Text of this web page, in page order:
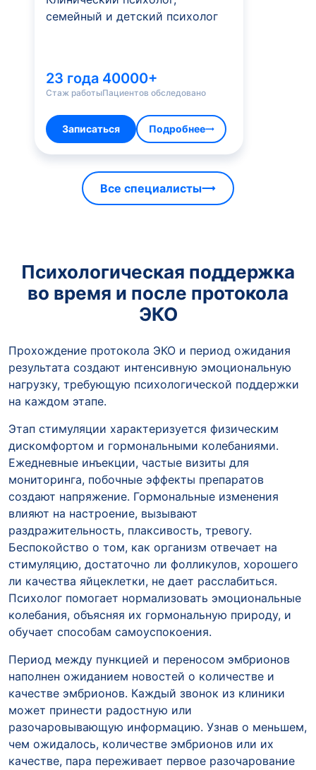
семейный и детский психолог
23 года
Стаж работы
40000+
Пациентов обследовано
Записаться Подробнее
Все специалисты
Психологическая поддержка
во время и после протокола
ЭКО
Прохождение протокола ЭКО и период ожидания
результата создают интенсивную эмоциональную
нагрузку, требующую психологической поддержки
на каждом этапе.
Этап стимуляции характеризуется физическим
дискомфортом и гормональными колебаниями.
Ежедневные инъекции, частые визиты для
мониторинга, побочные эффекты препаратов
создают напряжение. Гормональные изменения
влияют на настроение, вызывают
раздражительность, плаксивость, тревогу.
Беспокойство о том, как организм отвечает на
стимуляцию, достаточно ли фолликулов, хорошего
ли качества яйцеклетки, не дает расслабиться.
Психолог помогает нормализовать эмоциональные
колебания, объясняя их гормональную природу, и
обучает способам самоуспокоения.
Период между пункцией и переносом эмбрионов
наполнен ожиданием новостей о количестве и
качестве эмбрионов. Каждый звонок из клиники
может принести радостную или
разочаровывающую информацию. Узнав о меньшем,
чем ожидалось, количестве эмбрионов или их
качестве, пара переживает первое разочарование